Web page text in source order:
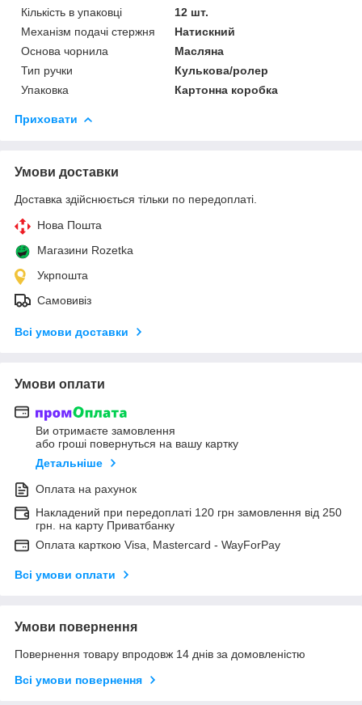
Кількість в упаковці
12 шт.
Механізм подачі стержня
Натискний
Основа чорнила
Масляна
Тип ручки
Кулькова/ролер
Упаковка
Картонна коробка
Приховати
Умови доставки
Доставка здійснюється тільки по передоплаті.
Нова Пошта
Магазини Rozetka
Укрпошта
Самовивіз
Всі умови доставки
Умови оплати
Ви отримаєте замовлення
або гроші повернуться на вашу картку
Детальніше
Оплата на рахунок
Накладений при передоплаті 120 грн замовлення від 250
грн. на карту Приватбанку
Оплата карткою Visa, Mastercard - WayForPay
Всі умови оплати
Умови повернення
Повернення товару впродовж 14 днів за домовленістю
Всі умови повернення